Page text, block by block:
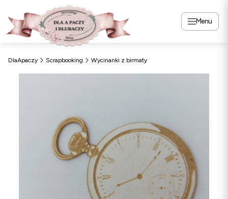
Menu
DlaApaczy Scrapbooking Wycinanki z birmaty